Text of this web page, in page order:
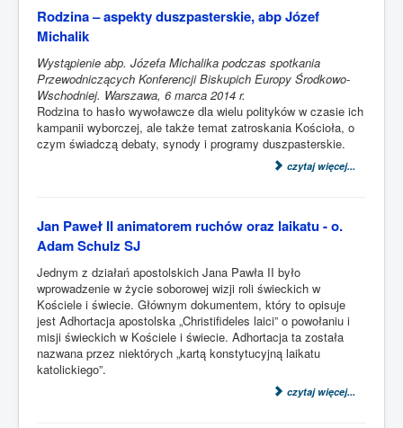
Rodzina – aspekty duszpasterskie, abp Józef
Michalik
Wystąpienie abp. Józefa Michalika podczas spotkania
Przewodniczących Konferencji Biskupich Europy Środkowo-
Wschodniej. Warszawa, 6 marca 2014 r.
Rodzina to hasło wywoławcze dla wielu polityków w czasie ich
kampanii wyborczej, ale także temat zatroskania Kościoła, o
czym świadczą debaty, synody i programy duszpasterskie.
czytaj więcej...
Jan Paweł II animatorem ruchów oraz laikatu - o.
Adam Schulz SJ
Jednym z działań apostolskich Jana Pawła II było
wprowadzenie w życie soborowej wizji roli świeckich w
Kościele i świecie. Głównym dokumentem, który to opisuje
jest Adhortacja apostolska „Christifideles laici” o powołaniu i
misji świeckich w Kościele i świecie. Adhortacja ta została
nazwana przez niektórych „kartą konstytucyjną laikatu
katolickiego”.
czytaj więcej...